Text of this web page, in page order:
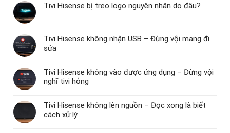
Tivi Hisense bị treo logo nguyên nhân do đâu?
Tivi Hisense không nhận USB – Đừng vội mang đi
sửa
Tivi Hisense không vào được ứng dụng – Đừng vội
nghĩ tivi hỏng
Tivi Hisense không lên nguồn – Đọc xong là biết
cách xử lý